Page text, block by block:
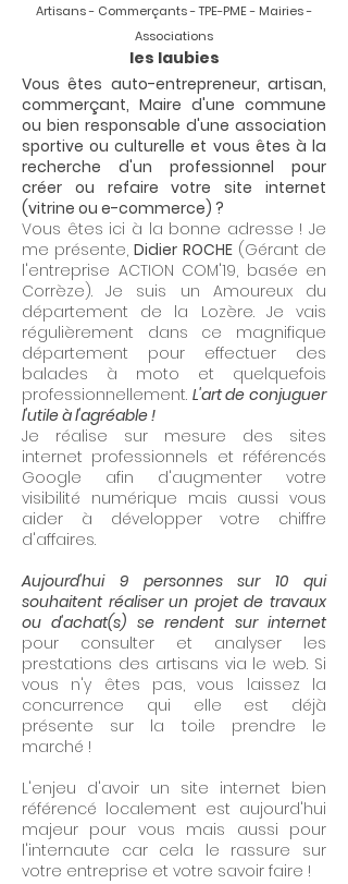
Artisans - Commerçants - TPE-PME - Mairies -
Associations
les laubies
Vous êtes auto-entrepreneur, artisan,
commerçant, Maire d'une commune
ou bien responsable d'une association
sportive ou culturelle et vous êtes à la
recherche d'un professionnel pour
créer ou refaire votre site internet
(vitrine ou e-commerce) ?
Vous êtes ici à la bonne adresse ! Je
me présente,Didier ROCHE(Gérant de
l'entreprise ACTION COM'19, basée en
Corrèze). Je suis un Amoureux du
département de la Lozère. Je vais
régulièrement dans ce magnifique
département pour effectuer des
balades à moto et quelquefois
professionnellement. L'art de conjuguer
l'utile à l'agréable !
Je réalise sur mesure des sites
internet professionnels et référencés
Google afin d'augmenter votre
visibilité numérique mais aussi vous
aider à développer votre chiffre
d'affaires.
Aujourd'hui 9 personnes sur 10 qui
souhaitent réaliser un projet de travaux
ou d'achat(s) se rendent sur internet
pour consulter et analyser les
prestations des artisans via le web. Si
vous n'y êtes pas, vous laissez la
concurrence qui elle est déjà
présente sur la toile prendre le
marché !
L'enjeu d'avoir un site internet bien
référencé localement est aujourd'hui
majeur pour vous mais aussi pour
l'internaute car cela le rassure sur
votre entreprise et votre savoir faire !